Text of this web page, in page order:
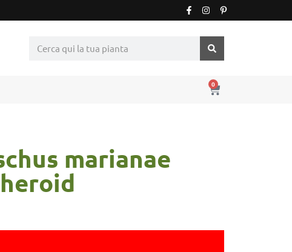
0
marianae